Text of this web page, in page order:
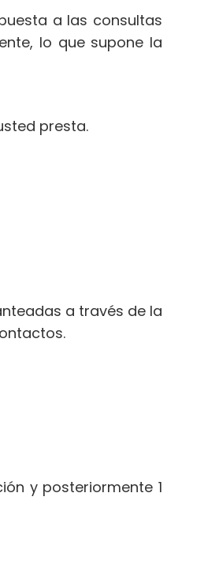
a las consultas
lo que supone la
presta.
a través de la
y posteriormente 1